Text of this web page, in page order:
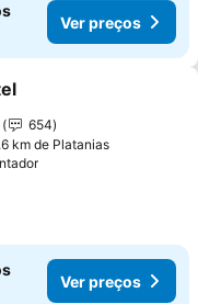
Ver preços
aos favoritos
654
km de Platanias
Ver preços
Ver preços